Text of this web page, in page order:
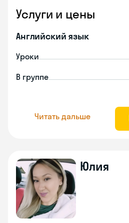
Услуги и цены
Английский язык
Уроки
В группе
Читать дальше
Юлия